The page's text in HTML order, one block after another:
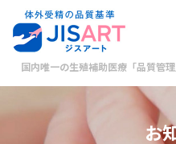
国内唯一の生殖補助医療「品質管
お